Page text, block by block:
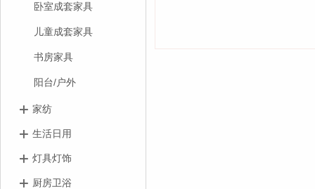
卧室成套家具
儿童成套家具
书房家具
阳台/户外
家纺
生活日用
灯具灯饰
厨房卫浴